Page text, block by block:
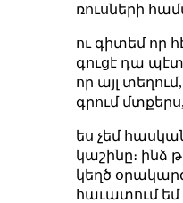
ռուսների
ու գիտեմ որ
գուցէ դա
որ այլ
գրում
ես չեմ
կաշինը։ ինձ
կեղծ
հաւատում